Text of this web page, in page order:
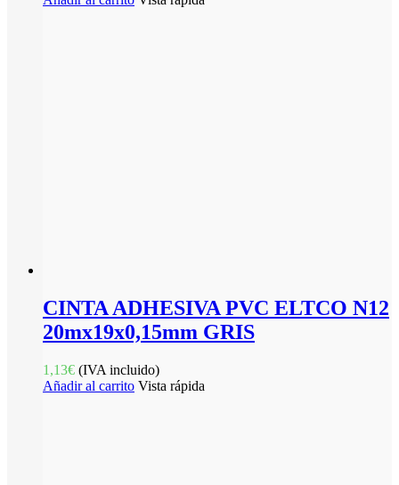
CINTA ADHESIVA PVC ELTCO N12
20mx19x0,15mm GRIS
1,13€ (IVA incluido)
Añadir al carrito Vista rápida